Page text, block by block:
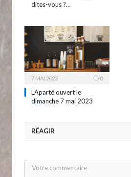
dites-vous ?…
7 MAI 2023 0
L’Aparté ouvert le
dimanche 7 mai 2023
RÉAGIR